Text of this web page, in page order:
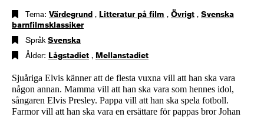
Tema: Värdegrund , Litteratur på film , Övrigt , Svenska
barnfilmsklassiker
Språk Svenska
Ålder: Lågstadiet , Mellanstadiet
Sjuåriga Elvis känner att de flesta vuxna vill att han ska vara
någon annan. Mamma vill att han ska vara som hennes idol,
sångaren Elvis Presley. Pappa vill att han ska spela fotboll.
Farmor vill att han ska vara en ersättare för pappas bror Johan